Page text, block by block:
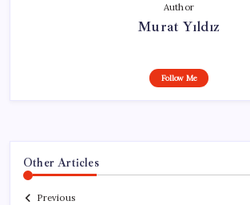
Author
Murat Yıldız
Follow Me
Other Articles
Previous